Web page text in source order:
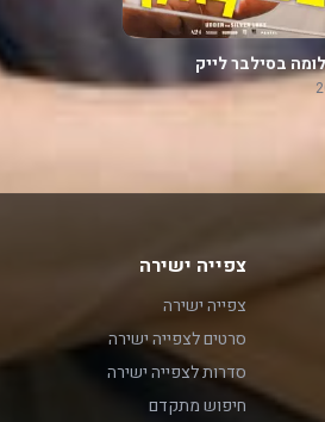
בסילבר לייק
צפייה ישירה
צפייה ישירה
סרטים לצפייה ישירה
סדרות לצפייה ישירה
חיפוש מתקדם